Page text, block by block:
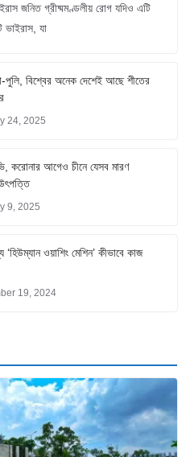
জনিত গ্রীষ্মমণ্ডলীয় রোগ যদিও এটি
যা
পুলি, বিশ্বের অনেক দেশেই আছে শীতের
24, 2025
করোনার আগেও চীনে যেসব মারণ
9, 2025
‘হিউম্যান ওয়াশিং মেশিন’ কীভাবে কাজ
19, 2024